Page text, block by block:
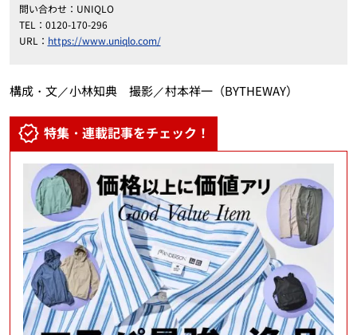
問い合わせ：UNIQLO
TEL：0120-170-296
URL： https://www.uniqlo.com/
構成・文／小林知典 撮影／村本祥一（BYTHEWAY）
特集・連載記事をチェック！